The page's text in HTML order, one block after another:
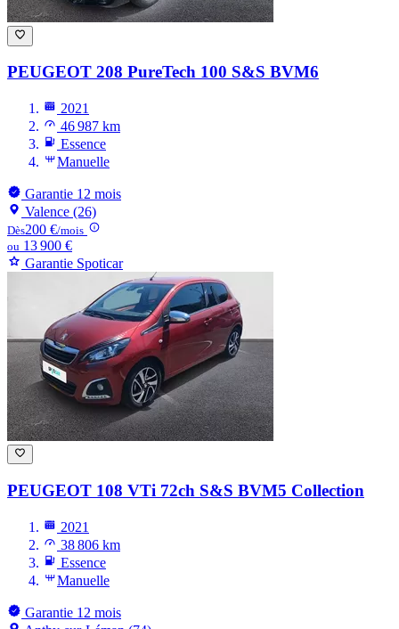
PEUGEOT 208 PureTech 100 S&S BVM6
2021
46 987 km
Essence
Manuelle
Garantie 12 mois
Valence (26)
Dès200 €/mois
ou 13 900 €
Garantie Spoticar
PEUGEOT 108 VTi 72ch S&S BVM5 Collection
2021
38 806 km
Essence
Manuelle
Garantie 12 mois